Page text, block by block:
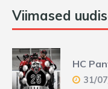
Viimased
HC
31/